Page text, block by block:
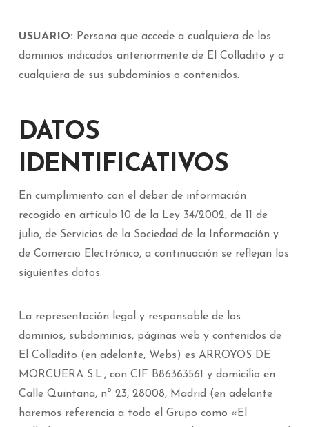
USUARIO: Persona que accede a cualquiera de los
dominios indicados anteriormente de El Colladito y a
cualquiera de sus subdominios o contenidos.
DATOS
IDENTIFICATIVOS
En cumplimiento con el deber de información
recogido en artículo 10 de la Ley 34/2002, de 11 de
julio, de Servicios de la Sociedad de la Información y
de Comercio Electrónico, a continuación se reflejan los
siguientes datos:
La representación legal y responsable de los
dominios, subdominios, páginas web y contenidos de
El Colladito (en adelante, Webs) es ARROYOS DE
MORCUERA S.L., con CIF B86363561 y domicilio en
Calle Quintana, nº 23, 28008, Madrid (en adelante
haremos referencia a todo el Grupo como «El